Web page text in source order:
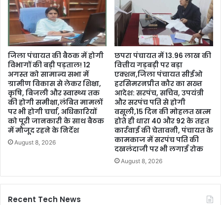
जिला पंचायत की बैठक में होगी
विभागों की बड़ी पड़ताल! 12
अगस्त को सामान्य सभा में
ग्रामीण विकास से लेकर शिक्षा,
कृषि, बिजली और स्वास्थ्य तक
की होगी समीक्षा,लंबित मामलों
पर भी होगी चर्चा, अधिकारियों
को पूरी जानकारी के साथ बैठक
में मौजूद रहने के निर्देश
August 8, 2026
छपरा पंचायत में 13.96 लाख की
वित्तीय गड़बड़ी पर बड़ा
एक्शन,जिला पंचायत सीईओ
हरसिमरनप्रीत कौर का सख्त
आदेश: सरपंच, सचिव, उपयंत्री
और सरपंच पति से होगी
वसूली,15 दिन की मोहलत खत्म
होते ही धारा 40 और 92 के तहत
कार्रवाई की चेतावनी, पंचायत के
कामकाज में सरपंच पति की
दखलंदाजी पर भी लगाई रोक
August 8, 2026
Recent Tech News